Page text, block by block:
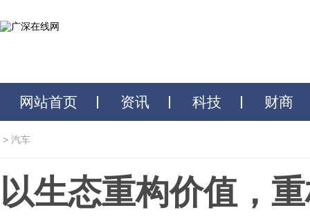
网站首页 资讯 科技 财商
> 汽车
以生态重构价值，